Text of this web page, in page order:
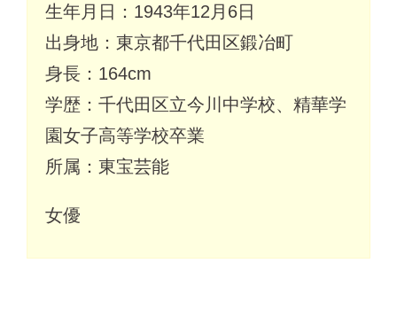
生年月日：1943年12月6日
出身地：東京都千代田区鍛冶町
身長：164cm
学歴：千代田区立今川中学校、精華学
園女子高等学校卒業
所属：東宝芸能
女優